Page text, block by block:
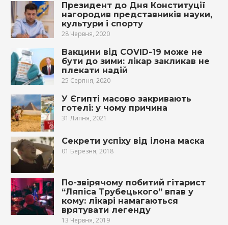
Президент до Дня Конституції
нагородив представників науки,
культури і спорту
28 Червня, 2020
Вакцини від СOVID-19 може не
бути до зими: лікар закликав не
плекати надій
25 Серпня, 2020
У Єгипті масово закривають
готелі: у чому причина
31 Липня, 2021
Секрети успіху від ілона маска
01 Березня, 2018
По-звірячому побитий гітарист
“Ляпіса Трубецького” впав у
кому: лікарі намагаються
врятувати легенду
13 Червня, 2019